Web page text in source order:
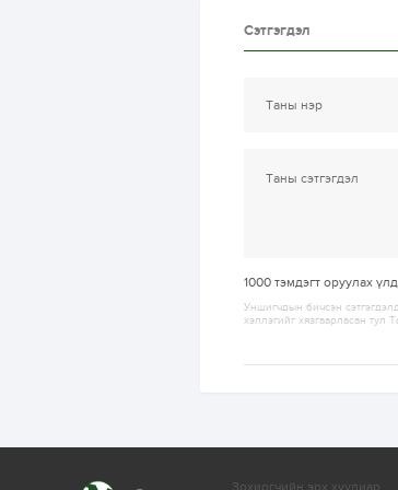
Сэтгэгдэл
1000 тэмдэгт оруулах
Уншигчдын бичсэн
хэллэгийг хязгаарласан тул
Зохиогчийн эрх хуулиар